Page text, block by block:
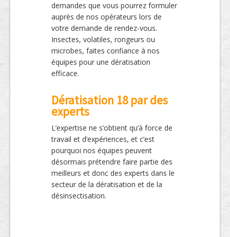
demandes que vous pourrez formuler
auprès de nos opérateurs lors de
votre demande de rendez-vous.
Insectes, volatiles, rongeurs ou
microbes, faites confiance à nos
équipes pour une dératisation
efficace.
Dératisation 18 par des
experts
L’expertise ne s’obtient qu’à force de
travail et d’expériences, et c’est
pourquoi nos équipes peuvent
désormais prétendre faire partie des
meilleurs et donc des experts dans le
secteur de la dératisation et de la
désinsectisation.